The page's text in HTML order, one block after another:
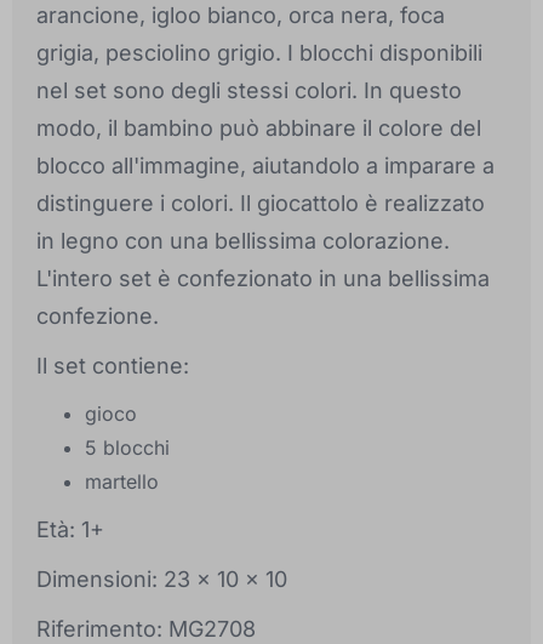
arancione, igloo bianco, orca nera, foca
grigia, pesciolino grigio. I blocchi disponibili
nel set sono degli stessi colori. In questo
modo, il bambino può abbinare il colore del
blocco all'immagine, aiutandolo a imparare a
distinguere i colori. Il giocattolo è realizzato
in legno con una bellissima colorazione.
L'intero set è confezionato in una bellissima
confezione.
Il set contiene:
gioco
5 blocchi
martello
Età: 1+
Dimensioni: 23 x 10 x 10
Riferimento: MG2708